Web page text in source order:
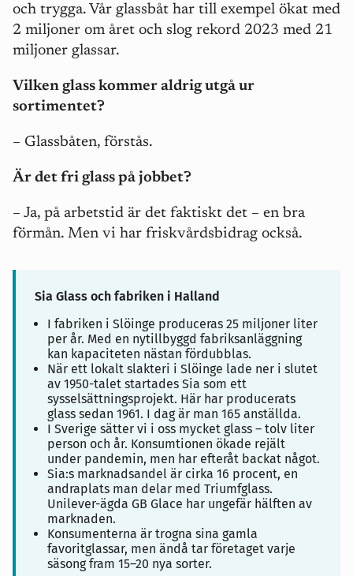
och trygga. Vår glassbåt har till exempel ökat med
2 miljoner om året och slog rekord 2023 med 21
miljoner glassar.
Vilken glass kommer aldrig utgå ur
sortimentet?
– Glassbåten, förstås.
Är det fri glass på jobbet?
– Ja, på arbetstid är det faktiskt det – en bra
förmån. Men vi har friskvårdsbidrag också.
Sia Glass och fabriken i Halland
I fabriken i Slöinge produceras 25 miljoner liter
per år. Med en nytillbyggd fabriksanläggning
kan kapaciteten nästan fördubblas.
När ett lokalt slakteri i Slöinge lade ner i slutet
av 1950-talet startades Sia som ett
sysselsättningsprojekt. Här har producerats
glass sedan 1961. I dag är man 165 anställda.
I Sverige sätter vi i oss mycket glass – tolv liter
person och år. Konsumtionen ökade rejält
under pandemin, men har efteråt backat något.
Sia:s marknadsandel är cirka 16 procent, en
andraplats man delar med Triumfglass.
Unilever-ägda GB Glace har ungefär hälften av
marknaden.
Konsumenterna är trogna sina gamla
favoritglassar, men ändå tar företaget varje
säsong fram 15–20 nya sorter.